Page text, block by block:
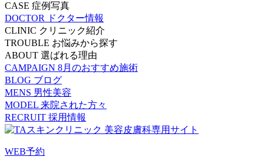
CASE 症例写真
DOCTOR
ドクター情報
CLINIC クリニック紹介
TROUBLE お悩みから探す
ABOUT 選ばれる理由
CAMPAIGN 8月のおすすめ施術
BLOG ブログ
MENS 男性美容
MODEL 来院された方々
RECRUIT 採用情報
WEB予約